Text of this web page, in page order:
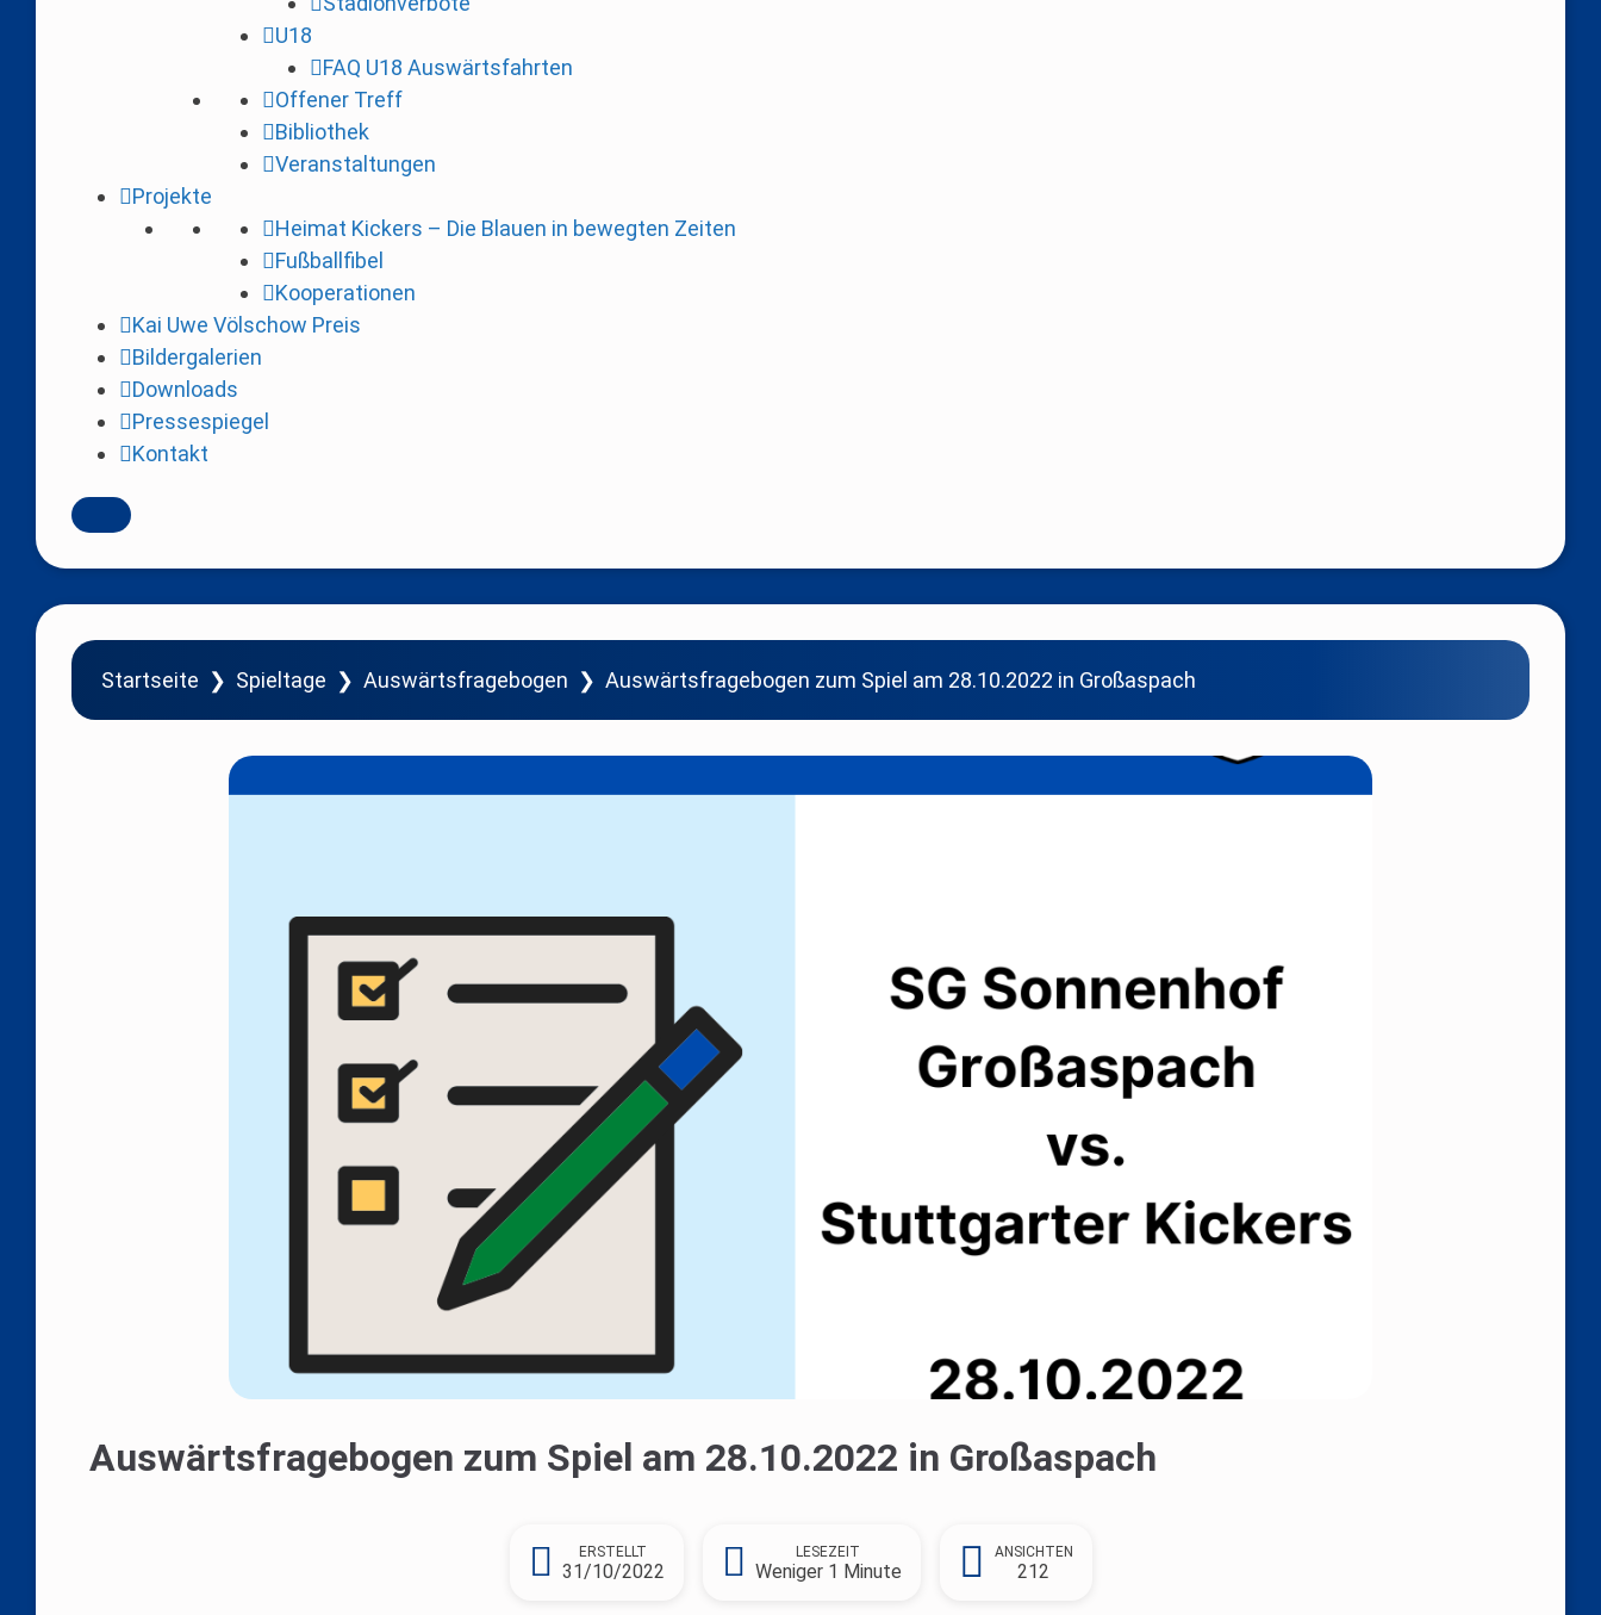
U18
FAQ U18 Auswärtsfahrten
Offener Treff
Bibliothek
Veranstaltungen
Projekte
Heimat Kickers – Die Blauen in bewegten Zeiten
Fußballfibel
Kooperationen
Kai Uwe Völschow Preis
Bildergalerien
Downloads
Pressespiegel
Kontakt
Startseite ❯ Spieltage ❯ Auswärtsfragebogen ❯ Auswärtsfragebogen zum Spiel am 28.10.2022 in Großaspach
Auswärtsfragebogen zum Spiel am 28.10.2022 in Großaspach
ERSTELLT
31/10/2022
LESEZEIT
Weniger 1 Minute
ANSICHTEN
212